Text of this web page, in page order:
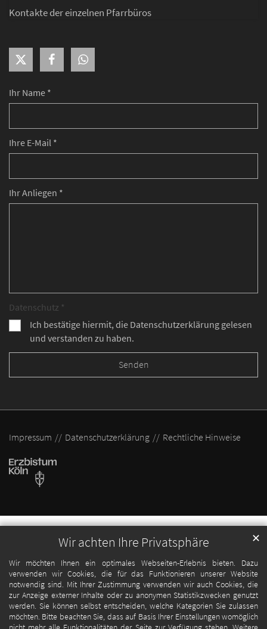
Wir achten Ihre Privatsphäre
Wir möchten Ihnen ein optimales Webseiten-Erlebnis bieten. Dazu
verwenden wir Cookies, die für das Funktionieren unserer Website
notwendig sind. Mit Ihrer Zustimmung verwenden wir auch Cookies, die
zur Anzeige externer Inhalte oder zu anonymen Statistikzwecken genutzt
werden. Sie können selbst entscheiden, welche Kategorien Sie zulassen
möchten. Bitte beachten Sie, dass auf Basis Ihrer Einstellungen womöglich
✕
Ihr Name *
Ihre E-Mail *
Ihr Anliegen *
Datenschutz *
Ich bestätige hiermit, die Datenschutzerklärung gelesen
und verstanden zu haben.
Kontakte der einzelnen Pfarrbüros
Impressum Datenschutzerklärung Rechtliche Hinweise